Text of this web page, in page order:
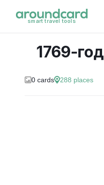
smart travel tools
1769-год
0 cards 288 places